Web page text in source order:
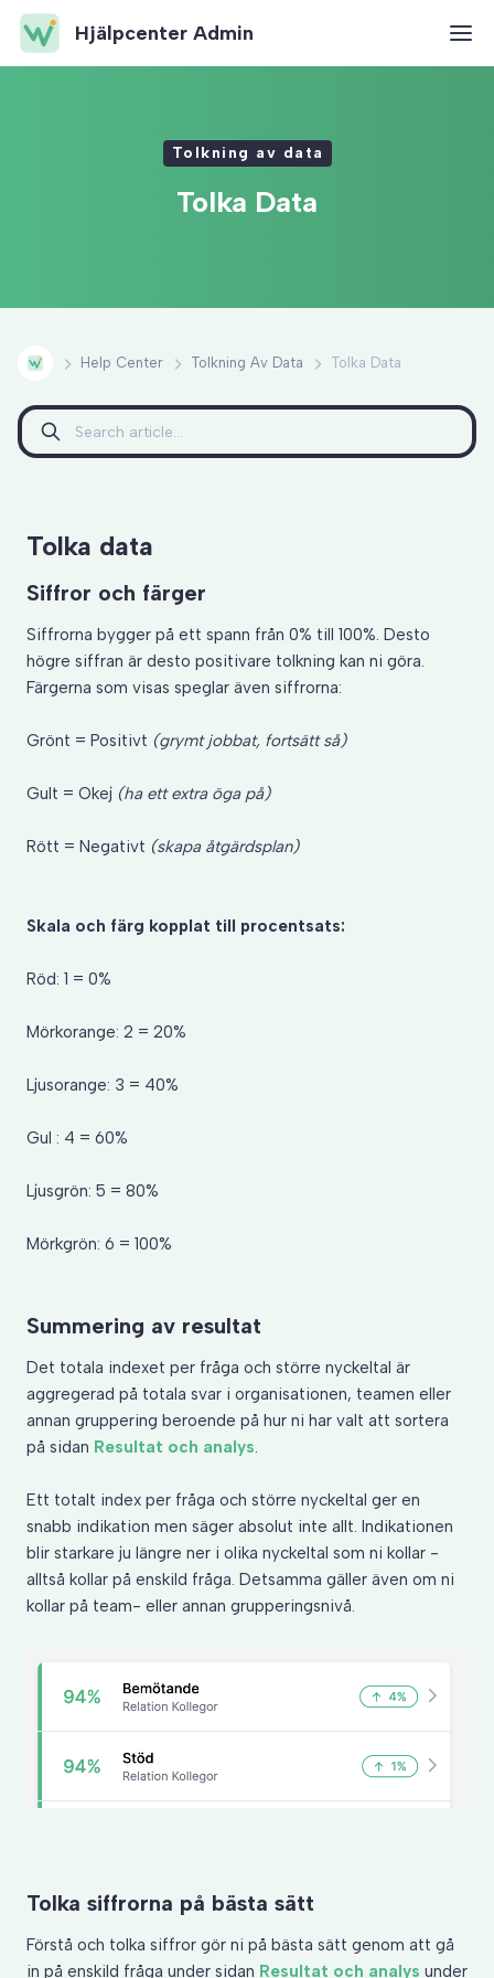
Hjälpcenter Admin
Tolkning av data
Tolka Data
Help Center Tolkning Av Data Tolka Data
Tolka data
Siffror och färger
Siffrorna bygger på ett spann från 0% till 100%. Desto
högre siffran är desto positivare tolkning kan ni göra.
Färgerna som visas speglar även siffrorna:
Grönt = Positivt (grymt jobbat, fortsätt så)
Gult = Okej (ha ett extra öga på)
Rött = Negativt (skapa åtgärdsplan)
Skala och färg kopplat till procentsats:
Röd: 1 = 0%
Mörkorange: 2 = 20%
Ljusorange: 3 = 40%
Gul : 4 = 60%
Ljusgrön: 5 = 80%
Mörkgrön: 6 = 100%
Summering av resultat
Det totala indexet per fråga och större nyckeltal är
aggregerad på totala svar i organisationen, teamen eller
annan gruppering beroende på hur ni har valt att sortera
på sidan Resultat och analys.
Ett totalt index per fråga och större nyckeltal ger en
snabb indikation men säger absolut inte allt. Indikationen
blir starkare ju längre ner i olika nyckeltal som ni kollar -
alltså kollar på enskild fråga. Detsamma gäller även om ni
kollar på team- eller annan grupperingsnivå.
Tolka siffrorna på bästa sätt
Förstå och tolka siffror gör ni på bästa sätt genom att gå
in på enskild fråga under sidan Resultat och analys under